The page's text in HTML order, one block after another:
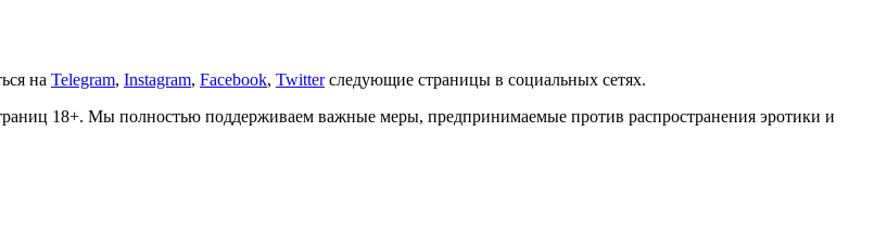
на Telegram, Instagram, Facebook, Twitter следующие страницы в социальных сетях.
18+. Мы полностью поддерживаем важные меры, предпринимаемые против распространения эротики и